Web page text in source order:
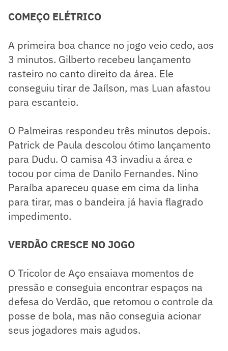
COMEÇO ELÉTRICO
A primeira boa chance no jogo veio cedo, aos
3 minutos. Gilberto recebeu lançamento
rasteiro no canto direito da área. Ele
conseguiu tirar de Jaílson, mas Luan afastou
para escanteio.
O Palmeiras respondeu três minutos depois.
Patrick de Paula descolou ótimo lançamento
para Dudu. O camisa 43 invadiu a área e
tocou por cima de Danilo Fernandes. Nino
Paraíba apareceu quase em cima da linha
para tirar, mas o bandeira já havia flagrado
impedimento.
VERDÃO CRESCE NO JOGO
O Tricolor de Aço ensaiava momentos de
pressão e conseguia encontrar espaços na
defesa do Verdão, que retomou o controle da
posse de bola, mas não conseguia acionar
seus jogadores mais agudos.